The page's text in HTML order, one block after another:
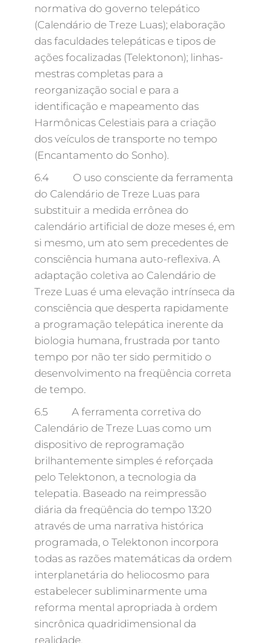
normativa do governo telepático
(Calendário de Treze Luas); elaboração
das faculdades telepáticas e tipos de
ações focalizadas (Telektonon); linhas-
mestras completas para a
reorganização social e para a
identificação e mapeamento das
Harmônicas Celestiais para a criação
dos veículos de transporte no tempo
(Encantamento do Sonho).
6.4 O uso consciente da ferramenta
do Calendário de Treze Luas para
substituir a medida errônea do
calendário artificial de doze meses é, em
si mesmo, um ato sem precedentes de
consciência humana auto-reflexiva. A
adaptação coletiva ao Calendário de
Treze Luas é uma elevação intrínseca da
consciência que desperta rapidamente
a programação telepática inerente da
biologia humana, frustrada por tanto
tempo por não ter sido permitido o
desenvolvimento na freqüência correta
de tempo.
6.5 A ferramenta corretiva do
Calendário de Treze Luas como um
dispositivo de reprogramação
brilhantemente simples é reforçada
pelo Telektonon, a tecnologia da
telepatia. Baseado na reimpressão
diária da freqüência do tempo 13:20
através de uma narrativa histórica
programada, o Telektonon incorpora
todas as razões matemáticas da ordem
interplanetária do heliocosmo para
estabelecer subliminarmente uma
reforma mental apropriada à ordem
sincrônica quadridimensional da
realidade.